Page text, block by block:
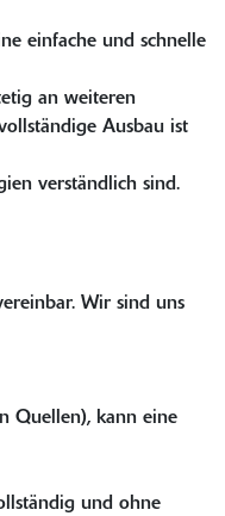
einfache und schnelle
an weiteren
Ausbau ist
verständlich sind.
Wir sind uns
Quellen), kann eine
und ohne